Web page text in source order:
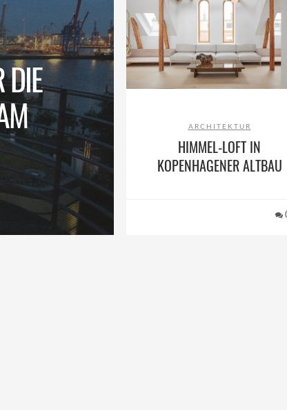
DIE
ARCHITEKTUR
HIMMEL-LOFT IN
KOPENHAGENER ALTBAU